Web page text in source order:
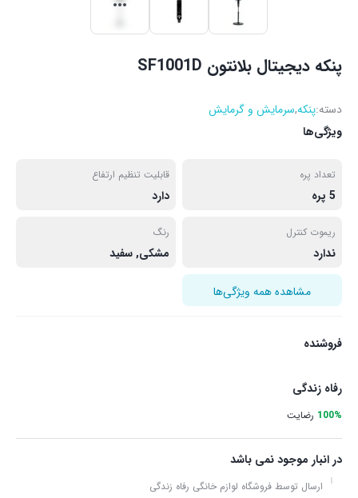
پنکه دیجیتال بلانتون SF1001D
دسته:پنکه,سرمایش و گرمایش
ویژگی‌ها
تعداد پره
5 پره
قابلیت تنظیم ارتفاع
دارد
ریموت کنترل
ندارد
رنگ
مشکی, سفید
مشاهده همه ویژگی‌ها
فروشنده
رفاه زندگی
100% رضایت
در انبار موجود نمی باشد
ارسال توسط فروشگاه لوازم خانگی رفاه زندگی